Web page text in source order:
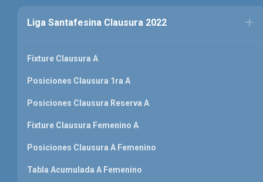
Liga Santafesina Clausura 2022
Fixture Clausura A
Posiciones Clausura 1ra A
Posiciones Clausura Reserva A
Fixture Clausura Femenino A
Posiciones Clausura A Femenino
Tabla Acumulada A Femenino